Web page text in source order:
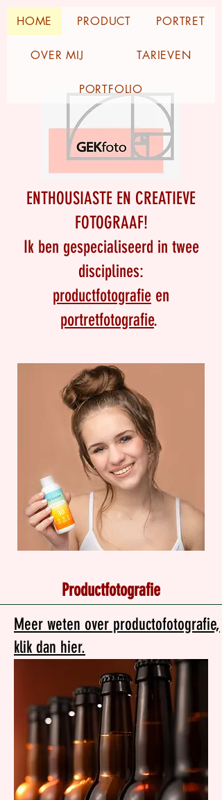
HOME PRODUCT PORTRET
OVER MIJ TARIEVEN
PORTFOLIO
ENTHOUSIASTE EN CREATIEVE
FOTOGRAAF!
Ik ben gespecialiseerd in twee
disciplines:
productfotografie en
portretfotografie.
Productfotografie
Meer weten over productofotografie,
klik dan hier.